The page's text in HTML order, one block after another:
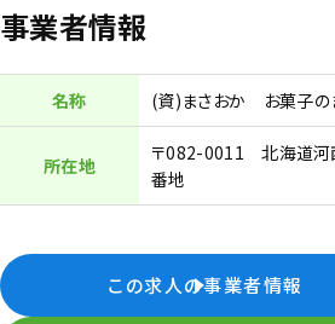
事業者情報
名称 (資)まさおか お菓子の
所在地
〒082-0011 北海道河
番地
この求人の事業者情報